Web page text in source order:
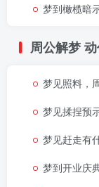
梦到橄榄暗示
周公解梦
梦见照料，
梦见揉捏预
梦见赶走有
梦到开业庆